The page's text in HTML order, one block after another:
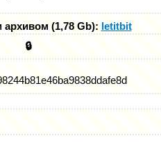
(1,78 Gb): letitbit
🔒